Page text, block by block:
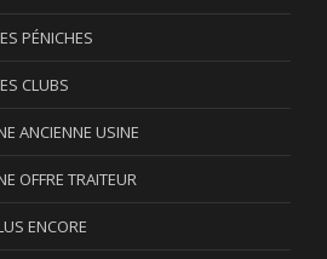
PÉNICHES
CLUBS
ANCIENNE USINE
OFFRE TRAITEUR
ENCORE